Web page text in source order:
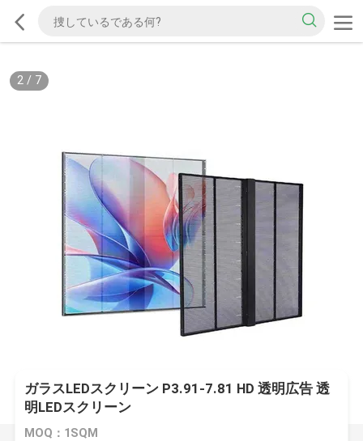
2/ 7
ガラスLEDスクリーン P3.91-7.81 HD 透明広告 透
明LEDスクリーン
MOQ：1SQM